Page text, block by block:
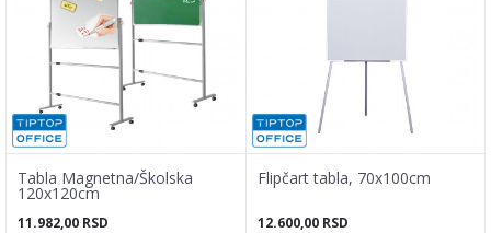
Tabla Magnetna/Školska
120x120cm
11.982,00 RSD
Flipčart tabla, 70x100cm
12.600,00 RSD